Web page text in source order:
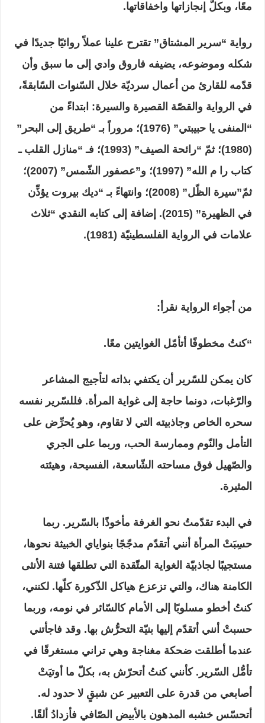
معًا، وبكلّ إنجازاتها واخفاقاتها.
رواية “سرير المشتاق” تقترح علينا عملاً روائيًا جديدًا في
شكله وموضوعه، يضيفه فاروق وادي إلى ما سبق وأن
قدّمه للقارئ من أعمال سرديّة خلال السّنوات السّابقةً،
في الرواية والقصّة القصيرة والسيرة: ابتداءً من
“المنفى يا حبيبتي” (1976)؛ مروراً بـ “طريق إلى البحر”
(1980)؛ ثمّ “رائحة الصيف” (1993)؛ فـ “منازل القلب ـ
كتاب را م الله” (1997)؛ و”عصفور الشّمس” (2007)؛
ثمّ”سيرة الظّل” (2008)؛ وانتهاءً بـ “ديك بيروت يؤذِّن
في الظهيرة” (2015). إضافة إلى كتابه النقدي “ثلاث
علامات في الرواية الفلسطينيّة (1981).
من أجواء الرواية نقرأ:
“كنتُ مخطوفًا أتأمّل الغوايتين معًا.
كان يمكن للسّرير أن يكتفي بذاته لتأجيج المشاعر
والرّغبات، دونما حاجة إلى غواية المرأة. فللسّرير نفسه
سحره الخاص وجاذبيته التي لا تقاوم، وهو يُحرِّض على
التأمل والنّوم وممارسة الحب، وربما على الجري
والصّهيل فوق مساحته الشّاسعة، الفسيحة، وهيئته
المثيرة.
في البدء تقدّمتُ نحو الغرفة مأخوذًا بالسّرير. ربما
حسِبَتْ المرأة أنني أتقدّم مدجّجًا بنواياي الخبيثة نحوها،
مستجيبًا لجاذبيّة الغواية المتّّقدة التي تطلقها فتنة الأنثى
الكامنة هناك، والتي تزعزع هياكل الذّكورة كلّها. لكنني،
كنتُ أخطو مسلوبًا إلى الأمام كالسّائر في نومه، وربما
حسبتْ أنني أتقدّم إليها بنيّة التحرُّش بها. وقد فاجأتني
عندما أطلقت ضحكة مغناجة وهي تراني مستغرقًا في
تأمُّل السّرير. كأنني كنتُ أتحرّش به، بكلّ ما أوتيَتْ
أصابعي من قدرة على التعبير عن شبقٍ لا حدود له.
أتحسّس خشبه المدهون بالأبيض الصّافي فأزدادُ ألقًا.